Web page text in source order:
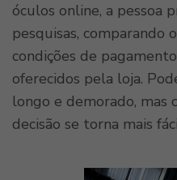
óculos online, a pessoa
pesquisas, comparando
condições de
oferecidos pela loja.
longo e demorado, mas
decisão se torna mais